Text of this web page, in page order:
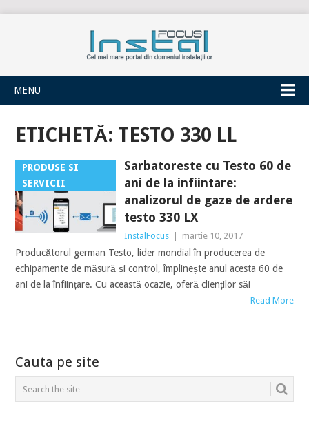
INSTALFOCUS
MENU
ETICHETĂ: TESTO 330 LL
PRODUSE SI
SERVICII
Sarbatoreste cu Testo 60 de
ani de la infiintare:
analizorul de gaze de ardere
testo 330 LX
InstalFocus martie 10, 2017
Producătorul german Testo, lider mondial în producerea de
echipamente de măsură și control, împlinește anul acesta 60 de
ani de la înființare. Cu această ocazie, oferă clienților săi
Read More
POSTS
NAVIGATION
Cauta pe site